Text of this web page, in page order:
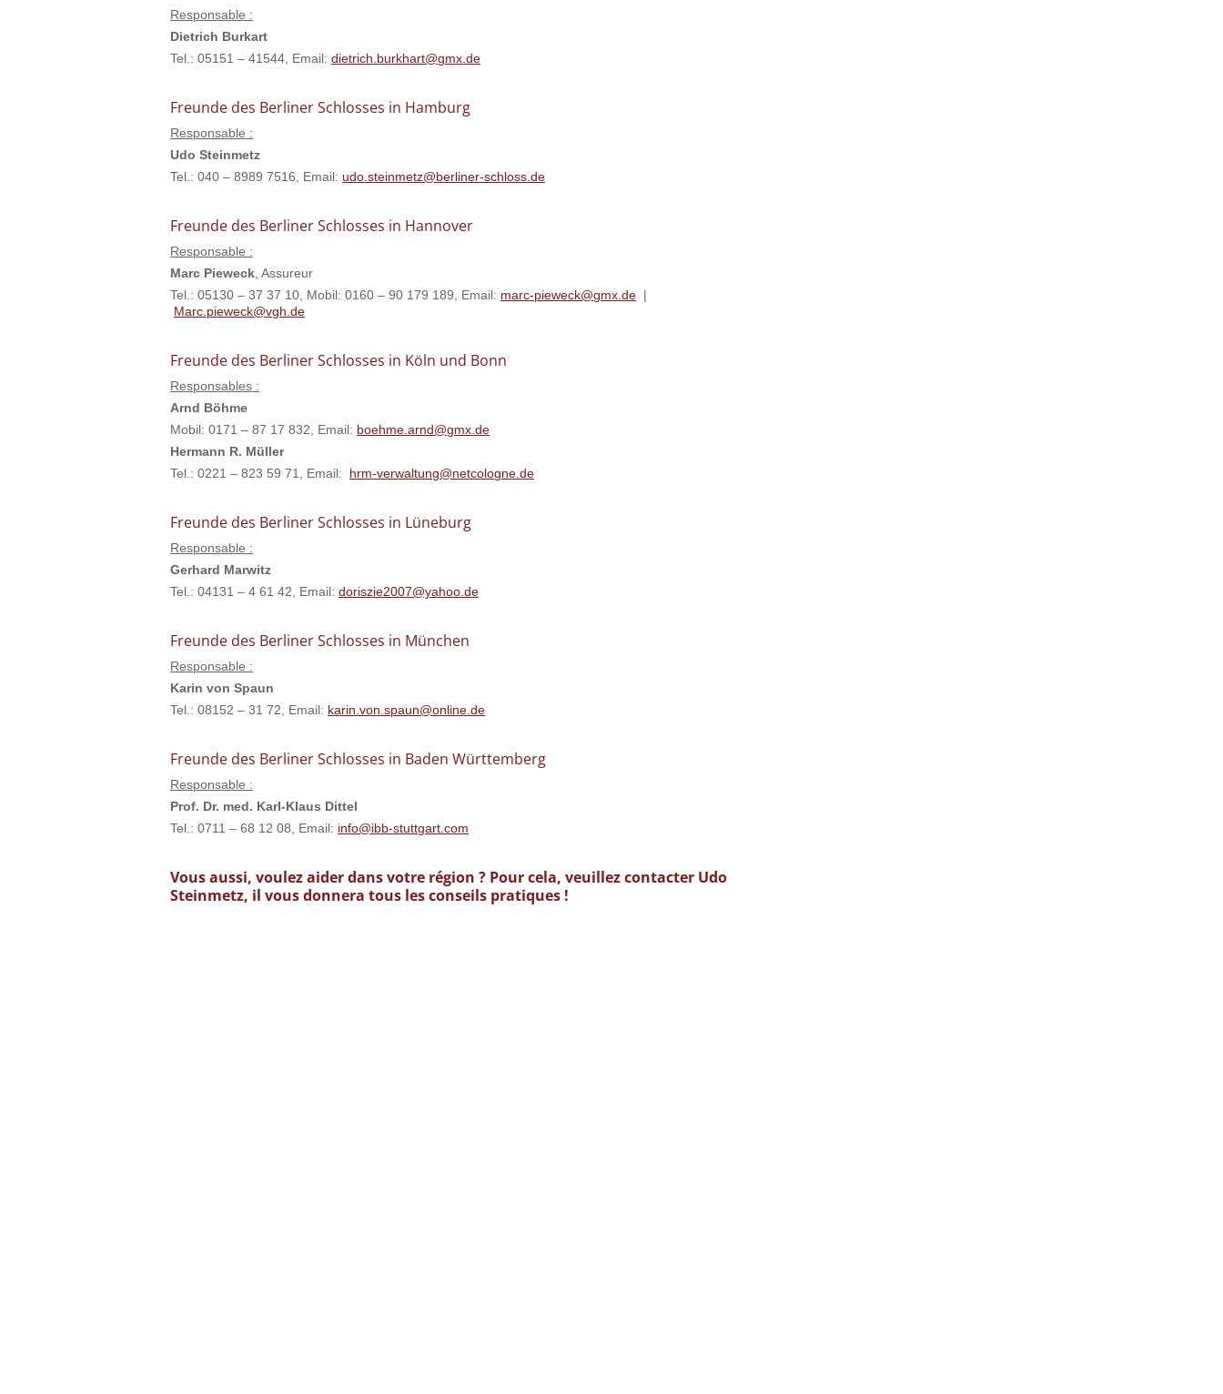
Responsable :
Dietrich Burkart
Tel.: 05151 – 41544, Email: dietrich.burkhart@gmx.de
Freunde des Berliner Schlosses in Hamburg
Responsable :
Udo Steinmetz
Tel.: 040 – 8989 7516, Email: udo.steinmetz@berliner-schloss.de
Freunde des Berliner Schlosses in Hannover
Responsable :
Marc Pieweck, Assureur
Tel.: 05130 – 37 37 10, Mobil: 0160 – 90 179 189, Email: marc-pieweck@gmx.de
Marc.pieweck@vgh.de
Freunde des Berliner Schlosses in Köln und Bonn
Responsables :
Arnd Böhme
Mobil: 0171 – 87 17 832, Email: boehme.arnd@gmx.de
Hermann R. Müller
Tel.: 0221 – 823 59 71, Email:
hrm-verwaltung@netcologne.de
Freunde des Berliner Schlosses in Lüneburg
Responsable :
Gerhard Marwitz
Tel.: 04131 – 4 61 42, Email: doriszie2007@yahoo.de
Freunde des Berliner Schlosses in München
Responsable :
Karin von Spaun
Tel.: 08152 – 31 72, Email: karin.von.spaun@online.de
Freunde des Berliner Schlosses in Baden Württemberg
Responsable :
Prof. Dr. med. Karl-Klaus Dittel
Tel.: 0711 – 68 12 08, Email: info@ibb-stuttgart.com
Vous aussi, voulez aider dans votre région ? Pour cela, veuillez contacter Udo
Steinmetz, il vous donnera tous les conseils pratiques !